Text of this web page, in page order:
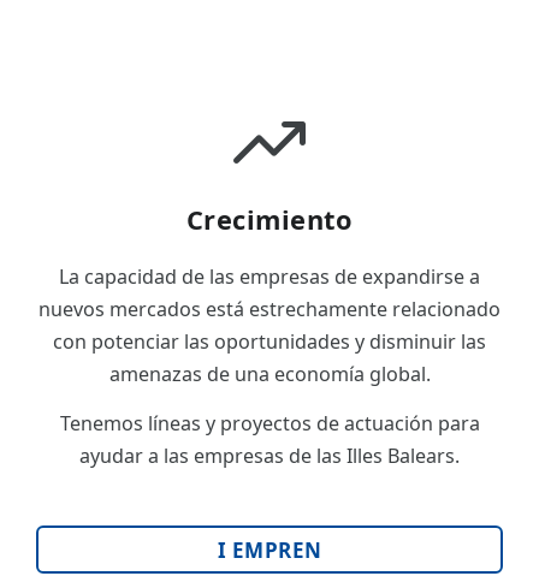
Crecimiento
La capacidad de las empresas de expandirse a
nuevos mercados está estrechamente relacionado
con potenciar las oportunidades y disminuir las
amenazas de una economía global.
Tenemos líneas y proyectos de actuación para
ayudar a las empresas de las Illes Balears.
I EMPREN